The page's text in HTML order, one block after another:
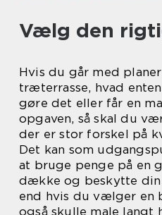
Vælg den
Hvis du går med
træterrasse, hvad
gøre det eller får en
opgaven, så skal du
der er stor forskel på
Det kan som
at bruge penge på en
dække og beskytte
end hvis du vælger en
også skulle male langt